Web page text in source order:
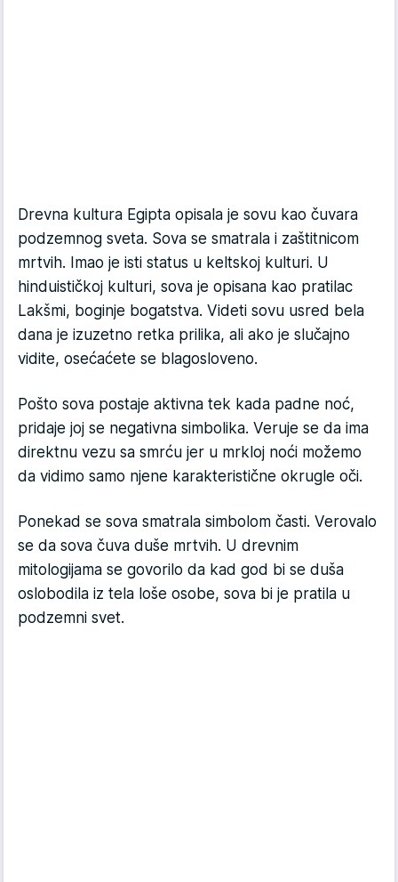
Drevna kultura Egipta opisala je sovu kao čuvara
podzemnog sveta. Sova se smatrala i zaštitnicom
mrtvih. Imao je isti status u keltskoj kulturi. U
hinduističkoj kulturi, sova je opisana kao pratilac
Lakšmi, boginje bogatstva. Videti sovu usred bela
dana je izuzetno retka prilika, ali ako je slučajno
vidite, osećaćete se blagosloveno.
Pošto sova postaje aktivna tek kada padne noć,
pridaje joj se negativna simbolika. Veruje se da ima
direktnu vezu sa smrću jer u mrkloj noći možemo
da vidimo samo njene karakteristične okrugle oči.
Ponekad se sova smatrala simbolom časti. Verovalo
se da sova čuva duše mrtvih. U drevnim
mitologijama se govorilo da kad god bi se duša
oslobodila iz tela loše osobe, sova bi je pratila u
podzemni svet.